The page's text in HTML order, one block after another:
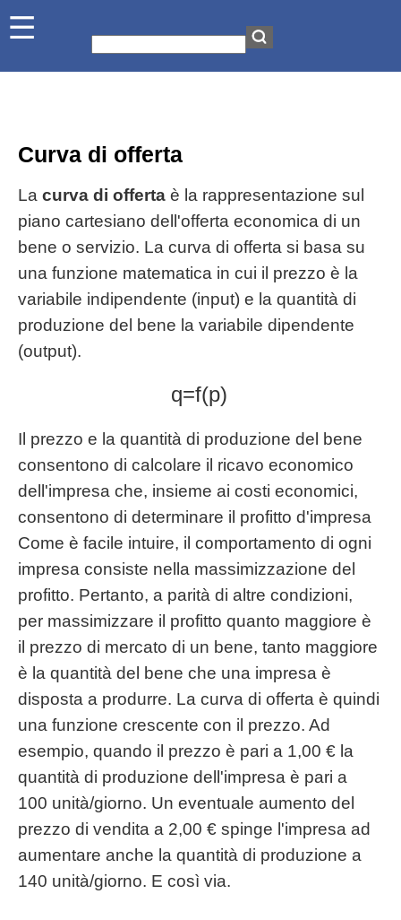
Curva di offerta
La curva di offerta è la rappresentazione sul
piano cartesiano dell'offerta economica di un
bene o servizio. La curva di offerta si basa su
una funzione matematica in cui il prezzo è la
variabile indipendente (input) e la quantità di
produzione del bene la variabile dipendente
(output).
q=f(p)
Il prezzo e la quantità di produzione del bene
consentono di calcolare il ricavo economico
dell'impresa che, insieme ai costi economici,
consentono di determinare il profitto d'impresa
Come è facile intuire, il comportamento di ogni
impresa consiste nella massimizzazione del
profitto. Pertanto, a parità di altre condizioni,
per massimizzare il profitto quanto maggiore è
il prezzo di mercato di un bene, tanto maggiore
è la quantità del bene che una impresa è
disposta a produrre. La curva di offerta è quindi
una funzione crescente con il prezzo. Ad
esempio, quando il prezzo è pari a 1,00 € la
quantità di produzione dell'impresa è pari a
100 unità/giorno. Un eventuale aumento del
prezzo di vendita a 2,00 € spinge l'impresa ad
aumentare anche la quantità di produzione a
140 unità/giorno. E così via.